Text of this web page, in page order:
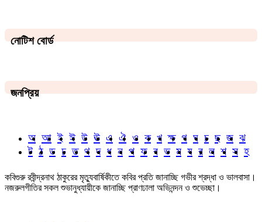
নোটিশ বোর্ড
জনপ্রিয়
অ আ ই ঈ উ ঊ এ ঐ ও ক খ ক্ষ গ ঘ চ ছ জ ঝ
ট ঠ ড ঢ ত থ দ ধ ন প ফ ব ভ ম য র ল শ স হ
কবিগুরু রবীন্দ্রনাথ ঠাকুরের মৃত্যুবার্ষিকীতে কবির প্রতি জানাচ্ছি গভীর শ্রদ্ধা ও ভালবাসা।
নজরুলগীতির সকল শুভানুধ্যায়ীকে জানাচ্ছি প্রাণঢালা অভিনন্দন ও শুভেচ্ছা।